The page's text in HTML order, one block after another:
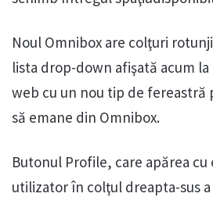
Noul Omnibox are colţuri
lista drop-down afişată acum
web cu un nou tip de fereastră
să emane din Omnibox.
Butonul Profile, care apărea
utilizator în colţul dreapta-sus